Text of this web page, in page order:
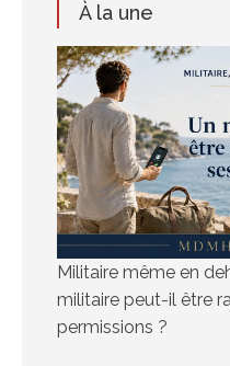
À la une
Militaire même en
militaire peut-il être
permissions ?